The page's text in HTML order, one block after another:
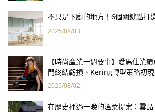
不只是下廚的地方！6個關鍵點打
2026/08/03
【時尚產業一週要事】愛馬仕業
門終結虧損、Kering轉型策略初
報亮眼
2026/08/02
在歷史裡過一晚的溫柔提案：雲